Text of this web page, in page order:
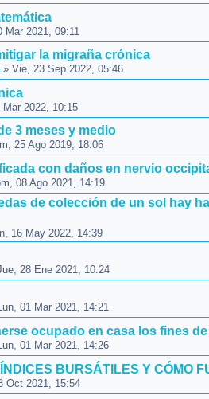
Mar 2021, 09:11
la migraña crónica
» Vie, 23 Sep 2022, 05:46
2022, 10:15
3 meses y medio
25 Ago 2019, 18:06
con daños en nervio
08 Ago 2021, 14:19
de colección de un sol hay
16 May 2022, 14:39
28 Ene 2021, 10:24
01 Mar 2021, 14:21
ocupado en casa los fines
01 Mar 2021, 14:26
BURSÁTILES Y CÓMO
Oct 2021, 15:54